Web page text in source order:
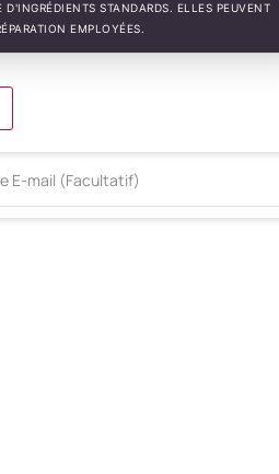
STANDARDS. ELLES PEUVENT
EMPLOYÉES.